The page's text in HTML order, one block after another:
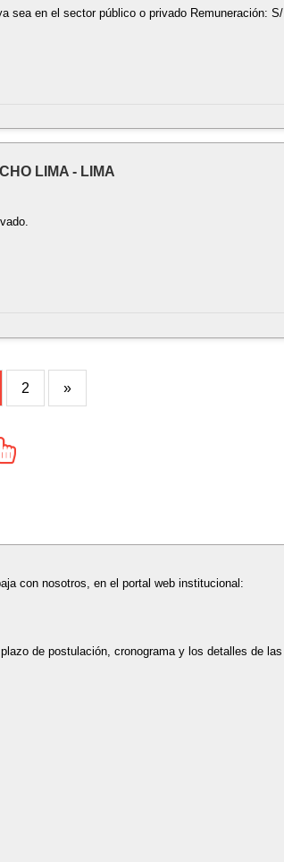
sea en el sector público o privado Remuneración: S/.
LIMA - LIMA
2 »
con nosotros, en el portal web institucional:
de postulación, cronograma y los detalles de las